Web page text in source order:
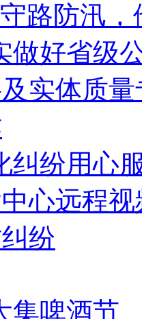
守路防汛，